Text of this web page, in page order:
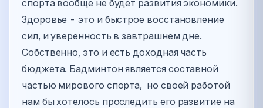
спорта вообще не будет развития экономики.
Здоровье - это и быстрое восстановление
сил, и уверенность в завтрашнем дне.
Собственно, это и есть доходная часть
бюджета. Бадминтон является составной
частью мирового спорта, но своей работой
нам бы хотелось проследить его развитие на